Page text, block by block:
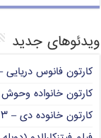
ویدئوهای جدید
کارتون فانوس دریایی – ۲۳ قسمتی (دوبله
کارتون خانواده وحوش – ۲۲ قسمتی (دوبله
کارتون خانوده دی – ۱۳ قسمتی (دوبله فارسی)